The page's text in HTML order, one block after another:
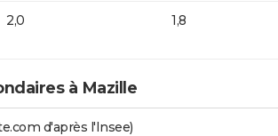
2,0 1,8
à Mazille
d'après l'Insee)